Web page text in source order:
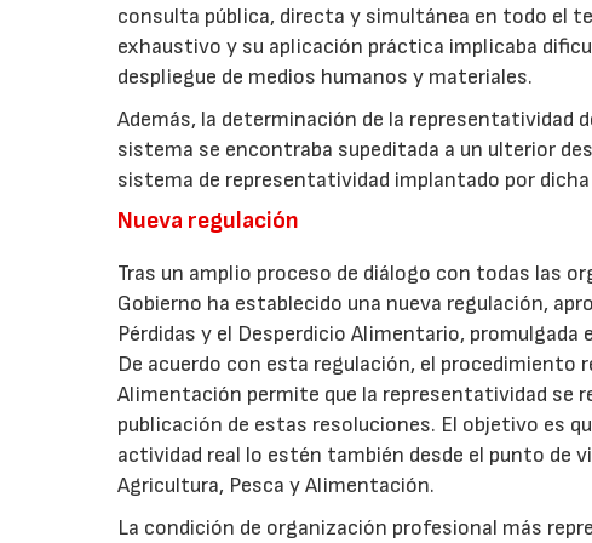
consulta pública, directa y simultánea en todo el
exhaustivo y su aplicación práctica implicaba
despliegue de medios humanos y materiales.
Además, la determinación de la representatividad
sistema se encontraba supeditada a un ulterior
sistema de representatividad implantado por
Nueva regulación
Tras un amplio proceso de diálogo con todas las
Gobierno ha establecido una nueva regulación,
Pérdidas y el Desperdicio Alimentario, promulgada
De acuerdo con esta regulación, el procedimiento
Alimentación permite que la representatividad se
publicación de estas resoluciones. El objetivo es
actividad real lo estén también desde el punto de
Agricultura, Pesca y Alimentación.
La condición de organización profesional más